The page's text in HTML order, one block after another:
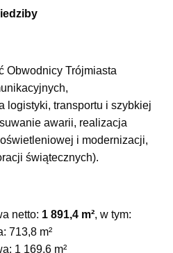
Obwodnicy Trójmiasta
logistyki, transportu i szybkiej
awarii, realizacja
i modernizacji,
świątecznych).
netto: 1 891,4 m², w tym:
713,8 m²
1 169,6 m²